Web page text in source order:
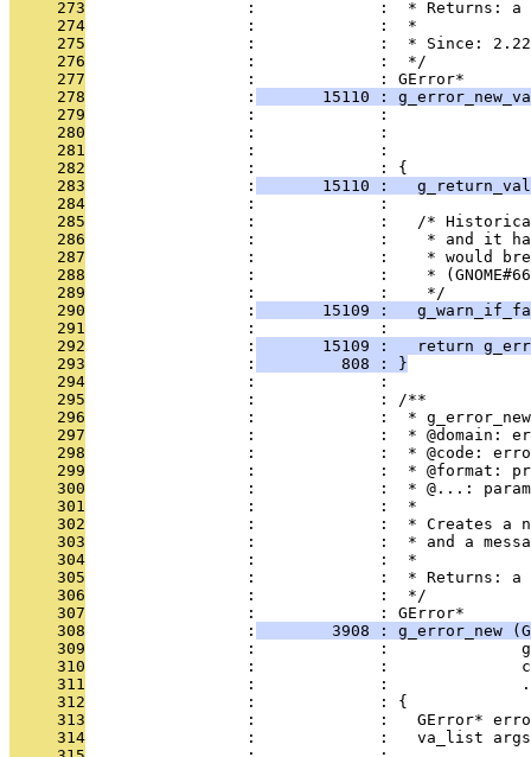
     273
:             :  * Returns: a
     274
                 :             :  *
     275
                 :             :  * Since: 2.22
     276
                 :             :  */
     277
                 :             : GError*
     278
                 :
15110 :
     279
:             :
     280
:             :
     281
:             :
     282
                 :             : {
     283
                 :
15110 :
     284
                 :             :
     285
:             :   /*
     286
:             :    * and it
     287
:             :    * would
     288
:             :    *
     289
                 :             :    */
     290
                 :
15109 :
     291
                 :             :
     292
                 :
15109 :   return
     293
                 :
         808 : }
     294
                 :             :
     295
                 :             : /**
     296
:             :  *
     297
:             :  * @domain:
     298
:             :  * @code:
     299
:             :  * @format:
     300
:             :  * @...:
     301
                 :             :  *
     302
:             :  * Creates a
     303
:             :  * and a
     304
                 :             :  *
     305
:             :  * Returns: a
     306
                 :             :  */
     307
                 :             : GError*
     308
                 :
3908 : g_error_new
     309
:             :
     310
:             :
     311
:             :
     312
                 :             : {
     313
:             :   GError*
     314
:             :   va_list